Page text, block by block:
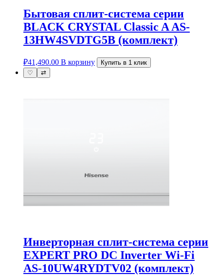
Бытовая сплит-система серии
BLACK CRYSTAL Classic A AS-
13HW4SVDTG5В (комплект)
₽41,490.00 В корзину
Купить в 1 клик
♡
⇄
Инверторная cплит-система серии
EXPERT PRO DC Inverter Wi-Fi
AS-10UW4RYDTV02 (комплект)